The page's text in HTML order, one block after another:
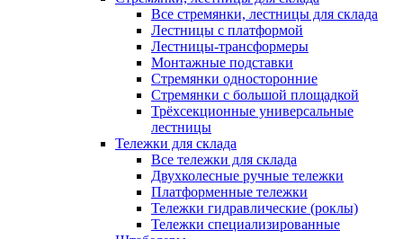
Все стремянки, лестницы для склада
Лестницы с платформой
Лестницы-трансформеры
Монтажные подставки
Стремянки односторонние
Стремянки с большой площадкой
Трёхсекционные универсальные
лестницы
Тележки для склада
Все тележки для склада
Двухколесные ручные тележки
Платформенные тележки
Тележки гидравлические (роклы)
Тележки специализированные